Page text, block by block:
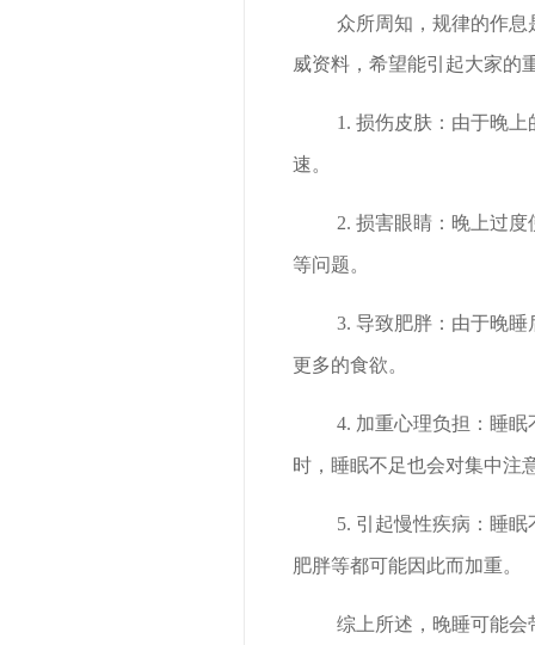
众所周知，规律的作
威资料，希望能引起大家的
1. 损伤皮肤： 由于晚上
速。
2. 损害眼睛： 晚上过度
等问题。
3. 导致肥胖： 由于晚睡
更多的食欲。
4. 加重心理负担： 睡眠
时，睡眠不足也会对集中注
5. 引起慢性疾病： 睡眠
肥胖等都可能因此而加重。
综上所述，晚睡可能